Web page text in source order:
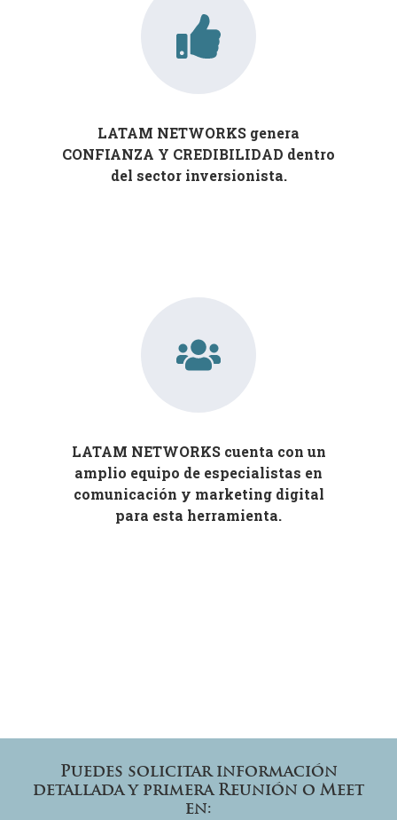
LATAM NETWORKS genera
CONFIANZA Y CREDIBILIDAD dentro
del sector inversionista.
LATAM NETWORKS cuenta con un
amplio equipo de especialistas en
comunicación y marketing digital
para esta herramienta.
Puedes solicitar información
detallada y primera Reunión o Meet
en: